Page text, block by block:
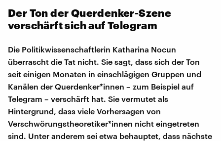
Der Ton der Querdenker-Szene
verschärft sich auf Telegram
Die Politikwissenschaftlerin Katharina Nocun
überrascht die Tat nicht. Sie sagt, dass sich der Ton
seit einigen Monaten in einschlägigen Gruppen und
Kanälen der Querdenker*innen – zum Beispiel auf
Telegram – verschärft hat. Sie vermutet als
Hintergrund, dass viele Vorhersagen von
Verschwörungstheoretiker*innen nicht eingetreten
sind. Unter anderem sei etwa behauptet, dass nächste